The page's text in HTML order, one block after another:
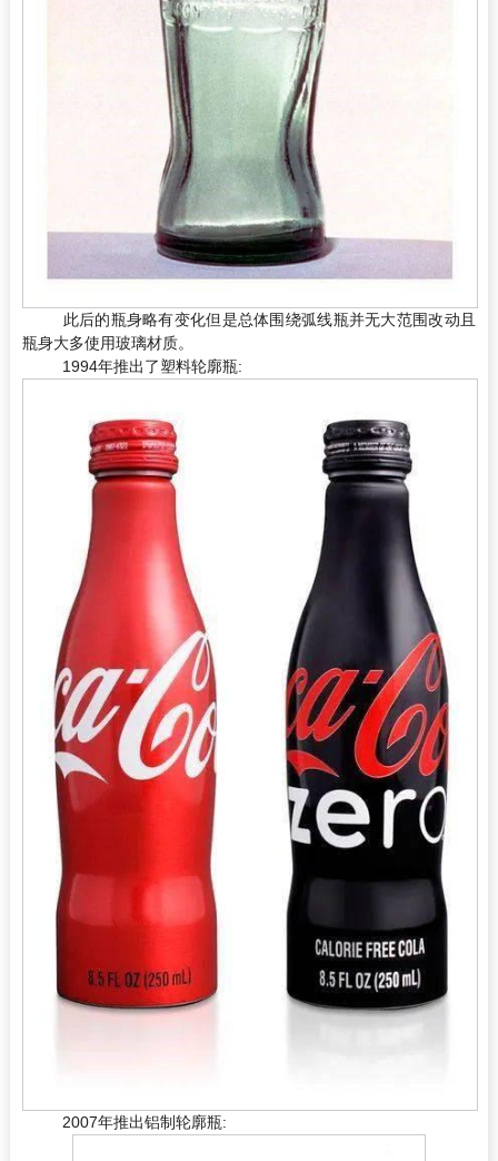
此后的瓶身略有变化但是总体围绕弧线瓶并无大范围改动且
瓶身大多使用玻璃材质。
1994年推出了塑料轮廓瓶:
2007年推出铝制轮廓瓶: